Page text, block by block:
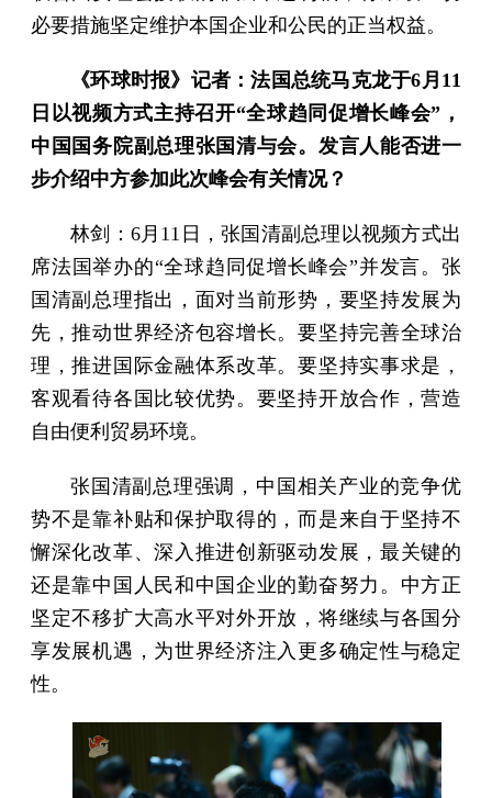
必要措施坚定维护本国企业和公民的正当权益。
《环球时报》记者：法国总统马克龙于6月11
日以视频方式主持召开“全球趋同促增长峰会”，
中国国务院副总理张国清与会。发言人能否进一
步介绍中方参加此次峰会有关情况？
林剑：6月11日，张国清副总理以视频方式出
席法国举办的“全球趋同促增长峰会”并发言。张
国清副总理指出，面对当前形势，要坚持发展为
先，推动世界经济包容增长。要坚持完善全球治
理，推进国际金融体系改革。要坚持实事求是，
客观看待各国比较优势。要坚持开放合作，营造
自由便利贸易环境。
张国清副总理强调，中国相关产业的竞争优
势不是靠补贴和保护取得的，而是来自于坚持不
懈深化改革、深入推进创新驱动发展，最关键的
还是靠中国人民和中国企业的勤奋努力。中方正
坚定不移扩大高水平对外开放，将继续与各国分
享发展机遇，为世界经济注入更多确定性与稳定
性。